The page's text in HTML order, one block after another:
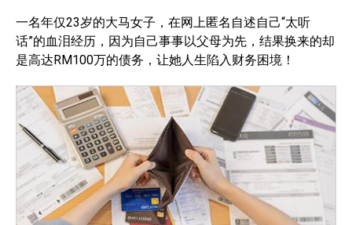
一名年仅23岁的大马女子，在网上匿名自述自己“太听
话”的血泪经历，因为自己事事以父母为先，结果换来的却
是高达RM100万的债务，让她人生陷入财务困境！